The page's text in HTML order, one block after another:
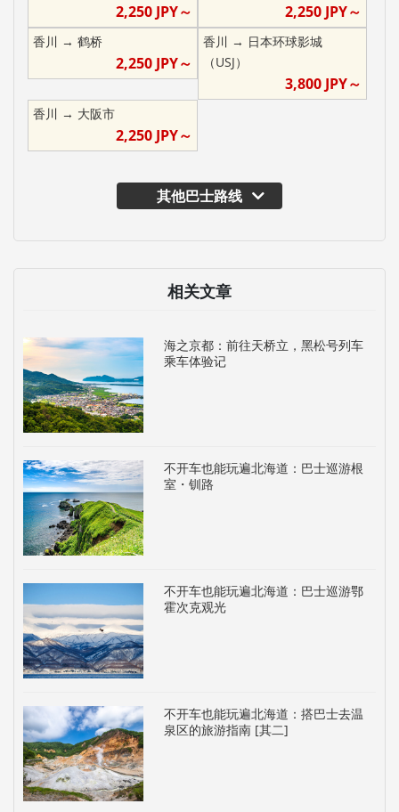
2,250JPY～ 2,250 JPY～
香川 → 鹤桥
2,250JPY～
香川 → 日本环球影城
（USJ）
3,800 JPY～
香川 → 大阪市
2,250JPY～
其他巴士路线
相关文章
海之京都：前往天桥立，黑松号列车
乘车体验记
不开车也能玩遍北海道：巴士巡游根
室・钏路
不开车也能玩遍北海道：巴士巡游鄂
霍次克观光
不开车也能玩遍北海道：搭巴士去温
泉区的旅游指南 [其二]